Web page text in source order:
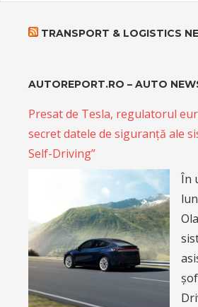
TRANSPORT & LOGISTICS
AUTOREPORT.RO – AUTO
Presat de Tesla, regulatorul
secret datele de siguranță ale
Self-Driving”
În